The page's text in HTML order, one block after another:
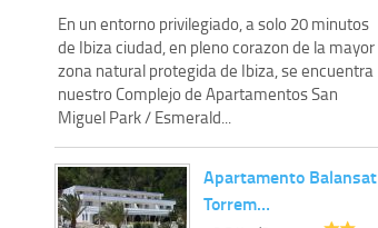
En un entorno privilegiado, a solo 20 minutos
de Ibiza ciudad, en pleno corazon de la mayor
zona natural protegida de Ibiza, se encuentra
nuestro Complejo de Apartamentos San
Miguel Park / Esmerald...
Apartamento Balansat
Torrem…